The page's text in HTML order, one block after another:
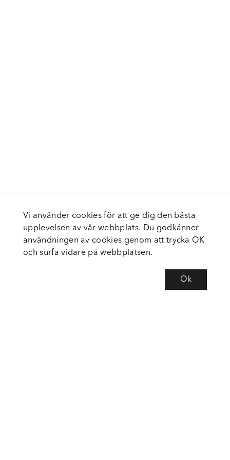
Vi använder cookies för att ge dig den bästa
upplevelsen av vår webbplats. Du godkänner
användningen av cookies genom att trycka OK
och surfa vidare på webbplatsen.
Ok